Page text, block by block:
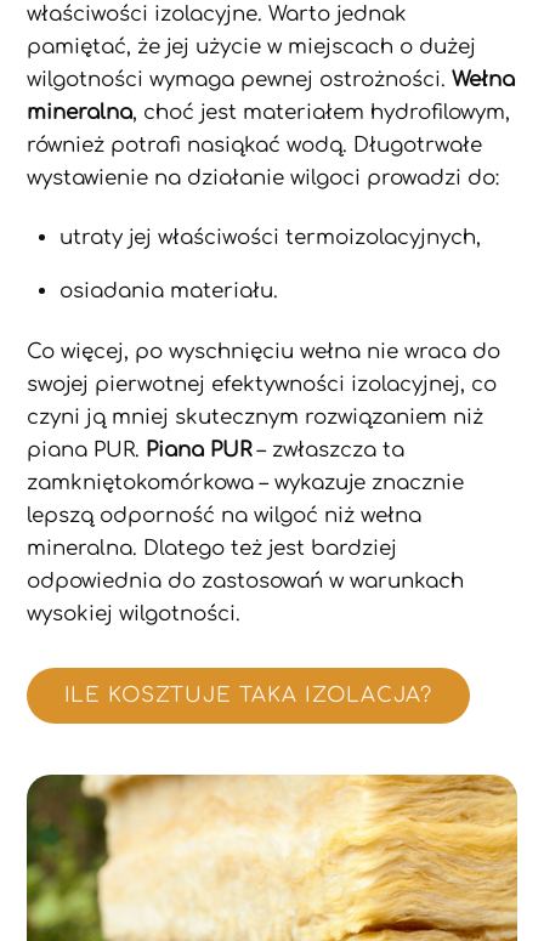
właściwości izolacyjne. Warto jednak
pamiętać, że jej użycie w miejscach o dużej
wilgotności wymaga pewnej ostrożności.Wełna
mineralna, choć jest materiałem hydrofilowym,
również potrafi nasiąkać wodą. Długotrwałe
wystawienie na działanie wilgoci prowadzi do:
utraty jej właściwości termoizolacyjnych,
osiadania materiału.
Co więcej, po wyschnięciu wełna nie wraca do
swojej pierwotnej efektywności izolacyjnej, co
czyni ją mniej skutecznym rozwiązaniem niż
piana PUR. Piana PUR– zwłaszcza ta
zamkniętokomórkowa – wykazuje znacznie
lepszą odporność na wilgoć niż wełna
mineralna. Dlatego też jest bardziej
odpowiednia do zastosowań w warunkach
wysokiej wilgotności.
ILE KOSZTUJE TAKA IZOLACJA?